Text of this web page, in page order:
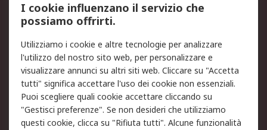
Legale
Informativa Cookie
Informativa Privacy -
Aggiornata
Email Security
Termini d'uso
Condizioni di vendita
Condizioni generali di
servizio
Etica e responsabilità
I cookie influenzano il servizio che
possiamo offrirti.
Utilizziamo i cookie e altre tecnologie per analizzare
l'utilizzo del nostro sito web, per personalizzare e
visualizzare annunci su altri siti web. Cliccare su "Accetta
tutti" significa accettare l'uso dei cookie non essenziali.
Puoi scegliere quali cookie accettare cliccando su
"Gestisci preferenze". Se non desideri che utilizziamo
questi cookie, clicca su "Rifiuta tutti". Alcune funzionalità